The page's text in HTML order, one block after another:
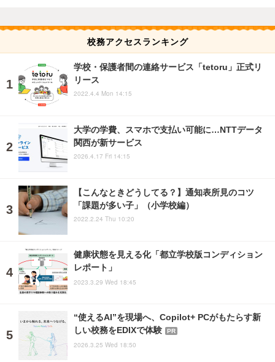
校務アクセスランキング
学校・保護者間の連絡サービス「tetoru」正式リ
リース
2022.4.4 Mon 14:15
大学の学費、スマホで支払い可能に…NTTデータ
関西が新サービス
2026.4.17 Fri 14:15
【こんなときどうしてる？】通知表所見のコツ
「課題が多い子」（小学校編）
2022.2.24 Thu 10:20
健康状態を見える化「都立学校版コンディション
レポート」
2023.3.29 Wed 18:45
“使えるAI”を現場へ、Copilot+ PCがもたらす新
しい校務をEDIXで体験
PR
2026.3.25 Wed 18:50